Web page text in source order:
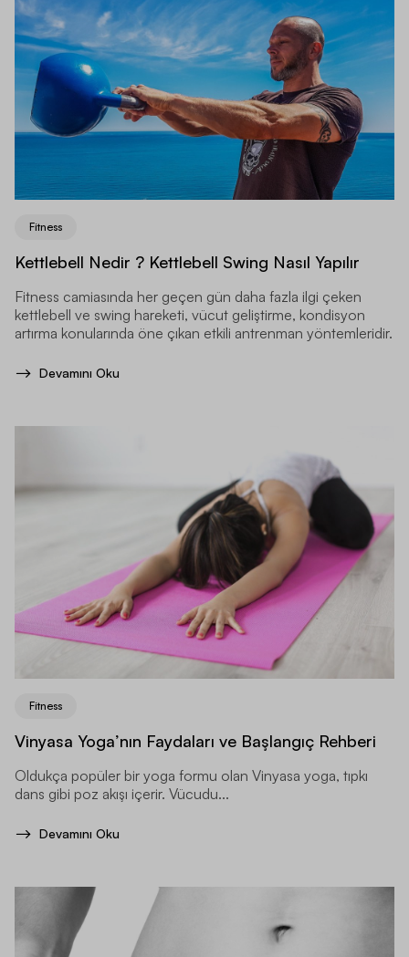
Fitness
Kettlebell Nedir ? Kettlebell Swing Nasıl Yapılır
Fitness camiasında her geçen gün daha fazla ilgi çeken
kettlebell ve swing hareketi, vücut geliştirme, kondisyon
artırma konularında öne çıkan etkili antrenman yöntemleridir.
Devamını Oku
Fitness
Vinyasa Yoga’nın Faydaları ve Başlangıç Rehberi
Oldukça popüler bir yoga formu olan Vinyasa yoga, tıpkı
dans gibi poz akışı içerir. Vücudu...
Devamını Oku